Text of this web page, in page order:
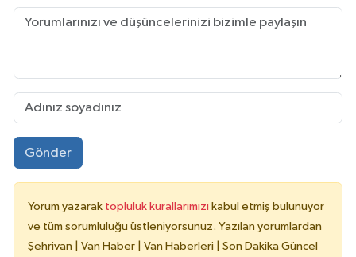
Gönder
Yorum yazarak topluluk kurallarımızı kabul etmiş bulunuyor
ve tüm sorumluluğu üstleniyorsunuz. Yazılan yorumlardan
Şehrivan | Van Haber | Van Haberleri | Son Dakika Güncel